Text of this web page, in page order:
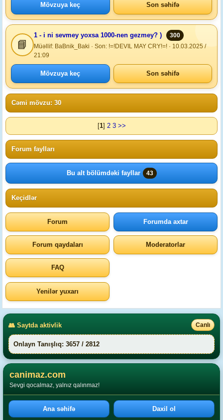
Mövzuya keç Son səhifə
📘
1 - i ni sevmey yoxsa 1000-nen gezmey? )
300
Müəllif: BaBnik_Baki · Son: !=!DEVIL MAY CRY!=! · 10.03.2025 /
21:09
Mövzuya keç Son səhifə
Cəmi mövzu: 30
[1] 2 3 >>
Forum faylları
Bu alt bölümdəki fayllar 43
Keçidlər
Forum Forumda axtar
Forum qaydaları Moderatorlar
FAQ
Yenilər yuxarı
👥 Saytda aktivlik Canlı
Onlayn Tanışlıq: 3657 / 2812
canimaz.com
Sevgi qocalmaz, yalnız qalınmaz!
Ana səhifə Daxil ol